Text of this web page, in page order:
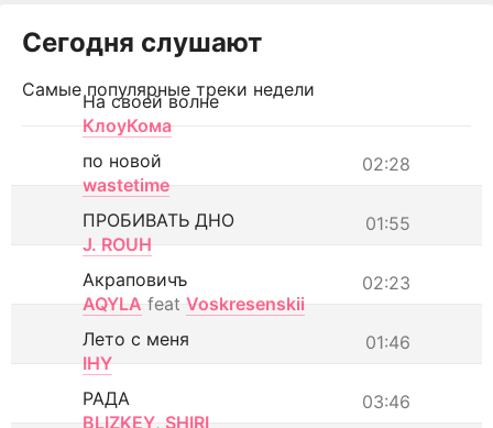
Сегодня слушают
Самые популярные треки недели
На своей волне
КлоуКома
02:28
по новой
wastetime
01:55
ПРОБИВАТЬ ДНО
J. ROUH
02:23
Акраповичъ
AQYLA feat Voskresenskii
01:46
Лето с меня
IHY
03:46
РАДА
BLIZKEY, SHIRI